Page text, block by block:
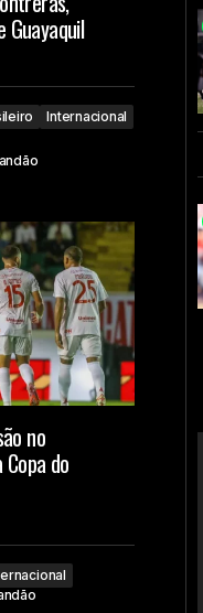
Guayaquil
Internacional
no
do